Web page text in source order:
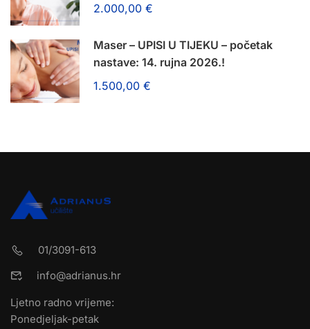
2.000,00 €
Maser – UPISI U TIJEKU – početak
nastave: 14. rujna 2026.!
1.500,00 €
01/3091-613
info@adrianus.hr
Ljetno radno vrijeme:
Ponedjeljak-petak